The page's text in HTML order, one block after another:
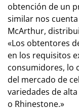
obtención de un
similar nos
McArthur,
«Los obtentores
en los requisitos
consumidores, lo
del mercado de
variedades de
o Rhinestone.»